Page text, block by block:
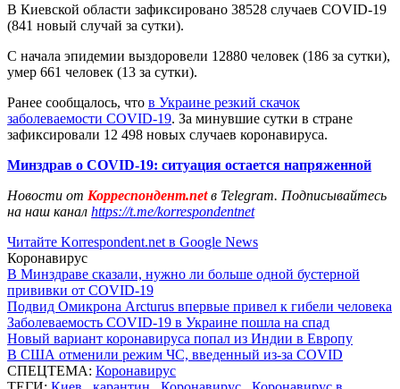
В Киевской области зафиксировано 38528 случаев COVID-19
(841 новый случай за сутки).
С начала эпидемии выздоровели 12880 человек (186 за сутки),
умер 661 человек (13 за сутки).
Ранее сообщалось, что в Украине резкий скачок
заболеваемости COVID-19. За минувшие сутки в стране
зафиксировали 12 498 новых случаев коронавируса.
Минздрав о COVID-19: ситуация остается напряженной
Новости от Корреспондент.netв Telegram. Подписывайтесь
на наш канал https://t.me/korrespondentnet
Читайте Korrespondent.net в Google News
Коронавирус
В Минздраве сказали, нужно ли больше одной бустерной
прививки от COVID-19
Подвид Омикрона Arcturus впервые привел к гибели человека
Заболеваемость COVID-19 в Украине пошла на спад
Новый вариант коронавируса попал из Индии в Европу
В США отменили режим ЧС, введенный из-за COVID
СПЕЦТЕМА: Коронавирус